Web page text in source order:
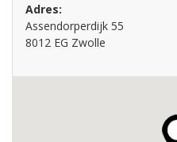
Adres:
Assendorperdijk 55
8012 EG Zwolle